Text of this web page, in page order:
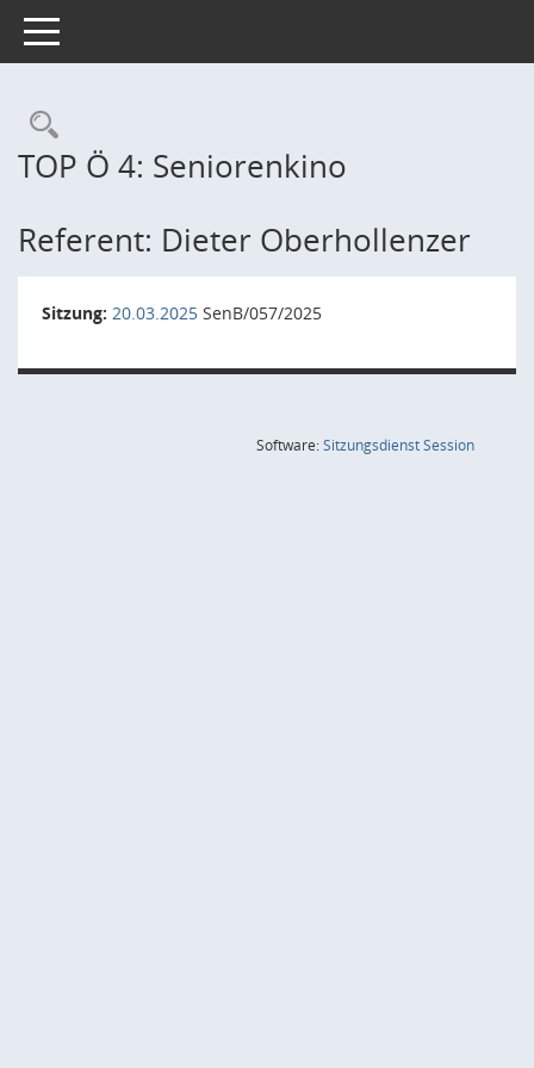
Toggle navigation
Rechercheauswahl
TOP Ö 4: Seniorenkino
Referent: Dieter Oberhollenzer
Sitzung: 20.03.2025 SenB/057/2025
Software:SitzungsdienstSession(Wird in